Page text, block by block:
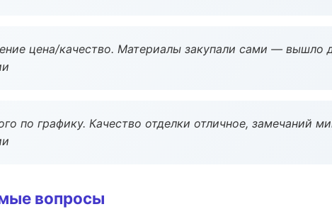
цена/качество. Материалы закупали сами — вышло
по графику. Качество отделки отличное, замечаний
вопросы